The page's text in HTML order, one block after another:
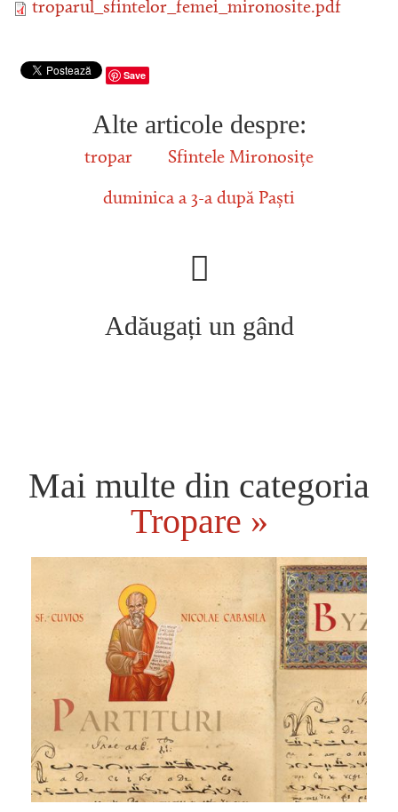
troparul_sfintelor_femei_mironosite.pdf
Save
Alte articole despre:
tropar Sfintele Mironosițe
duminica a 3-a după Paști
Adăugați un gând
Mai multe din categoria
Tropare »